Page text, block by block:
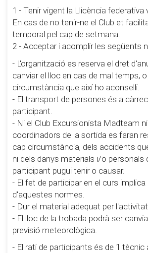
1 - Tenir vigent la Llicència federativa
En cas de no tenir-ne el Club et
temporal pel cap de setmana.
2 - Acceptar i acomplir les següents
- L'organització es reserva el dret
canviar el lloc en cas de mal temps,
circumstància que així ho aconselli.
- El transport de persones és a
participant.
- Ni el Club Excursionista Madteam
coordinadors de la sortida es faran
cap circumstància, dels accidents
ni dels danys materials i/o personals
participant pugui tenir o causar.
- El fet de participar en el curs
d'aquestes normes.
- Dur el material adequat per
- El lloc de la trobada podrà ser
previsió meteorològica.
- El rati de participants és de 1 tècnic